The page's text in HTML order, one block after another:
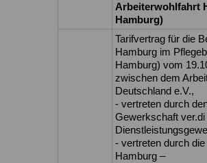
Arbeiterwohlfahrt
Hamburg)
Tarifvertrag für die
Hamburg im
Hamburg) vom
zwischen dem
Deutschland e.V.,
- vertreten durch
Gewerkschaft ver.di
- vertreten durch
Hamburg –